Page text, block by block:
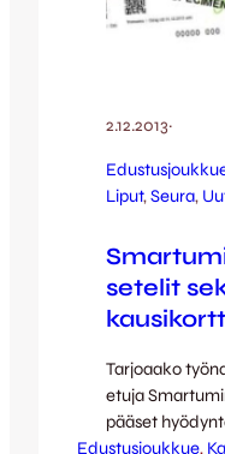
2.12.2013·
Liput, Seura,
setelit
Tarjoaako
etuja
pääset
JJK:n
Edustusjoukkue,